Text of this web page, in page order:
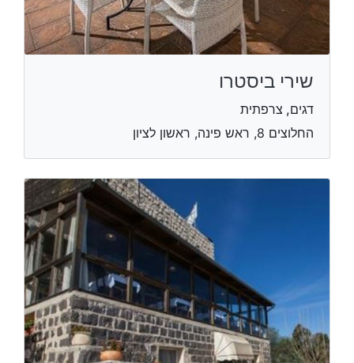
שירי ביסטרו
דגים, צרפתית
החלוצים 8, ראש פינה, ראשון לציון